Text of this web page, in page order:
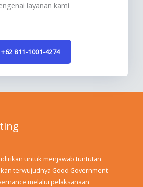
layanan kami
+62 811-1001-4274
untuk menjawab tuntutan
terwujudnya Good Government
melalui pelaksanaan